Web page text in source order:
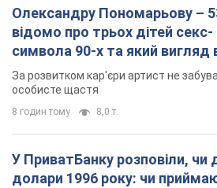
Олександру Пономарьову –
відомо про трьох дітей секс-
символа 90-х та який вигляд
мають
За розвитком кар'єри артист не
особисте щастя
8 годин тому 8,0 т.
У ПриватБанку розповіли, чи
долари 1996 року: чи